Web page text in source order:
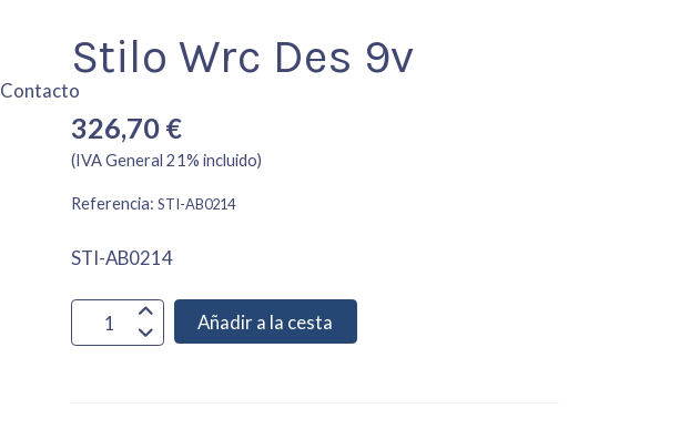
Contacto
Stilo Wrc Des 9v
326,70 €
(IVA General 21% incluido)
Referencia:STI-AB0214
STI-AB0214
Añadir a la cesta